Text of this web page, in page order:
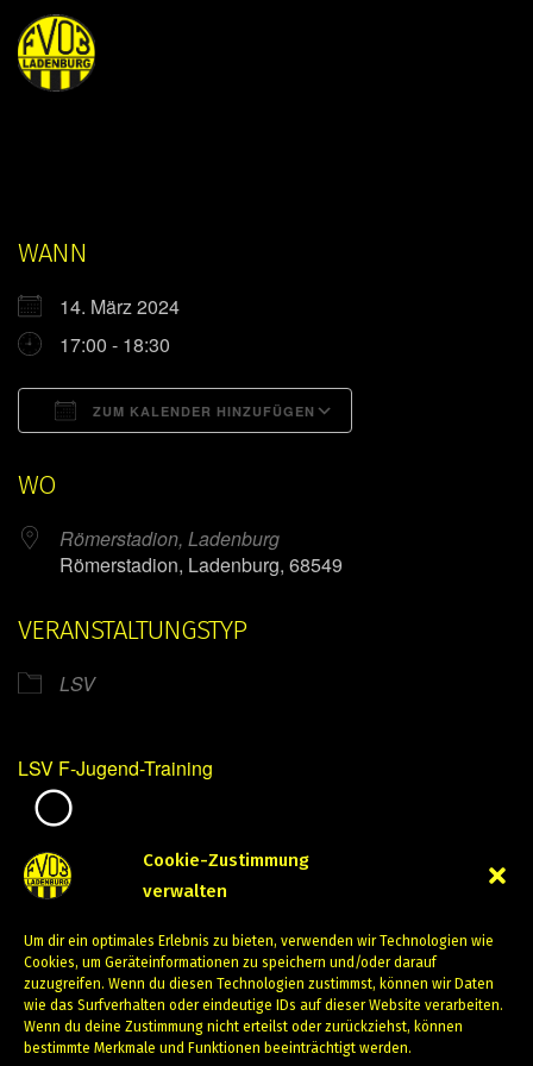
Cookie-Zustimmung
verwalten
Um dir ein optimales Erlebnis zu bieten, verwenden wir Technologien wie
Cookies, um Geräteinformationen zu speichern und/oder darauf
zuzugreifen. Wenn du diesen Technologien zustimmst, können wir Daten
wie das Surfverhalten oder eindeutige IDs auf dieser Website verarbeiten.
Wenn du deine Zustimmung nicht erteilst oder zurückziehst, können
bestimmte Merkmale und Funktionen beeinträchtigt werden.
WANN
14. März 2024
17:00 - 18:30
ZUM KALENDER HINZUFÜGEN
WO
Römerstadion, Ladenburg
Römerstadion, Ladenburg, 68549
VERANSTALTUNGSTYP
LSV
LSV F-Jugend-Training
März 14, 2024
PREVIOUS